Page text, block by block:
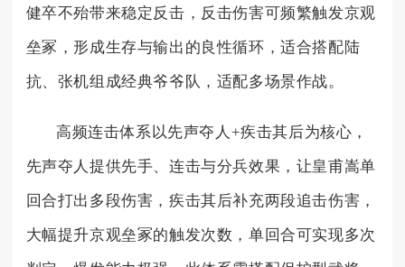
健卒不殆带来稳定反击，反击伤害可频繁触发京观
垒冢，形成生存与输出的良性循环，适合搭配陆
抗、张机组成经典爷爷队，适配多场景作战。
高频连击体系以先声夺人+疾击其后为核心，
先声夺人提供先手、连击与分兵效果，让皇甫嵩单
回合打出多段伤害，疾击其后补充两段追击伤害，
大幅提升京观垒冢的触发次数，单回合可实现多次